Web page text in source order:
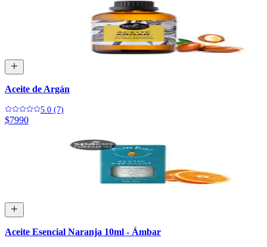
Aceite de Argán
5.0 (7)
$7990
Aceite Esencial Naranja 10ml - Ámbar